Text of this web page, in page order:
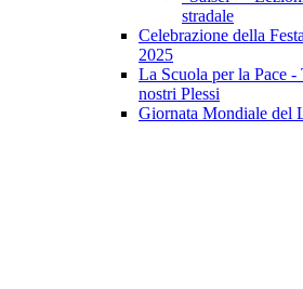
stradale
Celebrazione della
2025
La Scuola per la Pace
nostri Plessi
Giornata Mondiale del